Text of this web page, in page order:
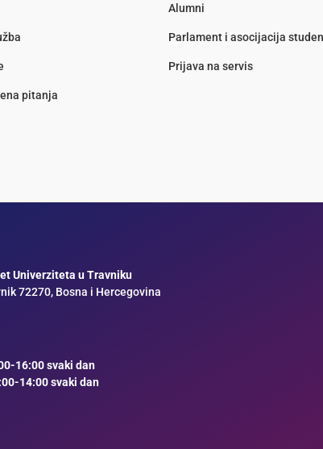
pitanja
Alumni
Parlament i asocijacija
Prijava na servis
Univerziteta u Travniku
72270, Bosna i Hercegovina
16:00 svaki dan
14:00 svaki dan